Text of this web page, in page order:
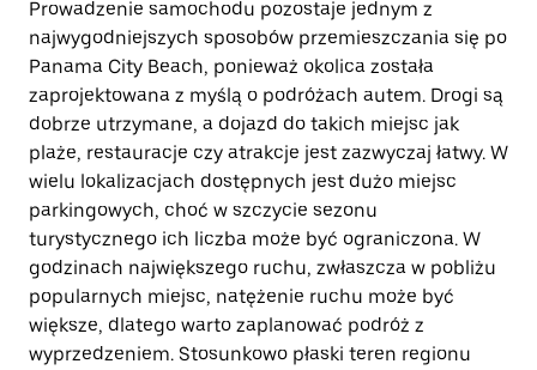
Prowadzenie samochodu pozostaje jednym z
najwygodniejszych sposobów przemieszczania się po
Panama City Beach, ponieważ okolica została
zaprojektowana z myślą o podróżach autem. Drogi są
dobrze utrzymane, a dojazd do takich miejsc jak
plaże, restauracje czy atrakcje jest zazwyczaj łatwy. W
wielu lokalizacjach dostępnych jest dużo miejsc
parkingowych, choć w szczycie sezonu
turystycznego ich liczba może być ograniczona. W
godzinach największego ruchu, zwłaszcza w pobliżu
popularnych miejsc, natężenie ruchu może być
większe, dlatego warto zaplanować podróż z
wyprzedzeniem. Stosunkowo płaski teren regionu